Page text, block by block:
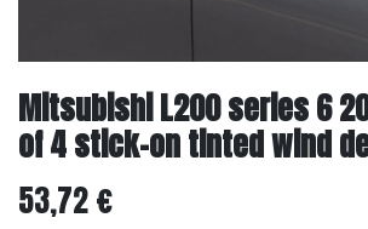
Mitsubishi L200 series 6
of 4 stick-on tinted wind
53,72€